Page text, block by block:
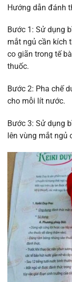
Hướng dẫn đánh
Bước 1: Sử dụng
mắt ngủ cần kích
co giãn trong tế
thuốc.
Bước 2: Pha chế
cho mỗi lít nước.
Bước 3: Sử dụng
lên vùng mắt ngủ